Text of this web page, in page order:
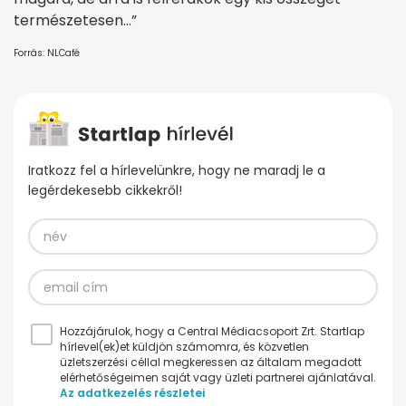
természetesen…”
Forrás: NLCafé
Iratkozz fel a hírlevelünkre, hogy ne maradj le a
legérdekesebb cikkekről!
Hozzájárulok, hogy a Central Médiacsoport Zrt. Startlap
hírlevel(ek)et küldjön számomra, és közvetlen
üzletszerzési céllal megkeressen az általam megadott
elérhetőségeimen saját vagy üzleti partnerei ajánlatával.
Az adatkezelés részletei